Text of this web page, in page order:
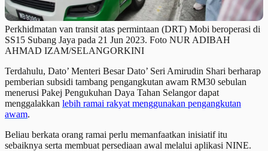
Perkhidmatan van transit atas permintaan (DRT) Mobi beroperasi di
SS15 Subang Jaya pada 21 Jun 2023. Foto NUR ADIBAH
AHMAD IZAM/SELANGORKINI
Terdahulu, Dato’ Menteri Besar Dato’ Seri Amirudin Shari berharap
pemberian subsidi tambang pengangkutan awam RM30 sebulan
menerusi Pakej Pengukuhan Daya Tahan Selangor dapat
menggalakkan lebih ramai rakyat menggunakan pengangkutan
awam.
Beliau berkata orang ramai perlu memanfaatkan inisiatif itu
sebaiknya serta membuat persediaan awal melalui aplikasi NINE.